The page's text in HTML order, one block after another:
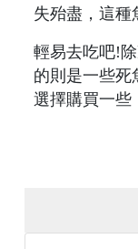
失殆盡，這種
輕易去吃吧!
的則是一些死
選擇購買一些